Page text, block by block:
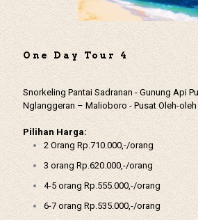
One Day Tour 4
Snorkeling Pantai Sadranan - Gunung Api
Nglanggeran – Malioboro - Pusat Oleh-oleh
Pilihan Harga:
2 Orang Rp.710.000,-/orang
3 orang Rp.620.000,-/orang
4-5 orang Rp.555.000,-/orang
6-7 orang Rp.535.000,-/orang